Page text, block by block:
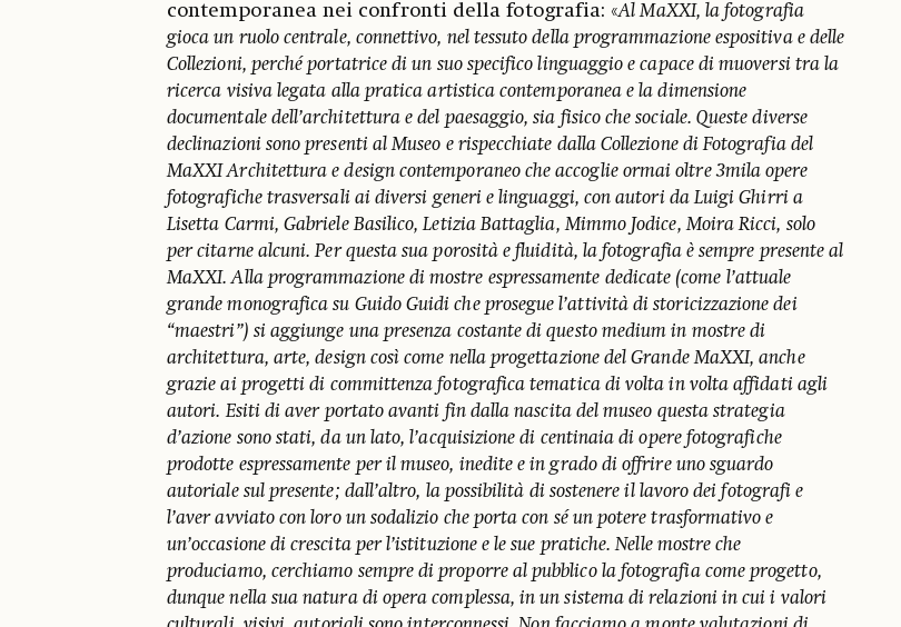
contemporanea nei confronti della fotografia: «Al MaXXI, la fotografia
gioca un ruolo centrale, connettivo, nel tessuto della programmazione espositiva e delle
Collezioni, perché portatrice di un suo specifico linguaggio e capace di muoversi tra la
ricerca visiva legata alla pratica artistica contemporanea e la dimensione
documentale dell’architettura e del paesaggio, sia fisico che sociale. Queste diverse
declinazioni sono presenti al Museo e rispecchiate dalla Collezione di Fotografia del
MaXXI Architettura e design contemporaneo che accoglie ormai oltre 3mila opere
fotografiche trasversali ai diversi generi e linguaggi, con autori da Luigi Ghirri a
Lisetta Carmi, Gabriele Basilico, Letizia Battaglia, Mimmo Jodice, Moira Ricci, solo
per citarne alcuni. Per questa sua porosità e fluidità, la fotografia è sempre presente al
MaXXI. Alla programmazione di mostre espressamente dedicate (come l’attuale
grande monografica su Guido Guidi che prosegue l’attività di storicizzazione dei
“maestri”) si aggiunge una presenza costante di questo medium in mostre di
architettura, arte, design così come nella progettazione del Grande MaXXI, anche
grazie ai progetti di committenza fotografica tematica di volta in volta affidati agli
autori. Esiti di aver portato avanti fin dalla nascita del museo questa strategia
d’azione sono stati, da un lato, l’acquisizione di centinaia di opere fotografiche
prodotte espressamente per il museo, inedite e in grado di offrire uno sguardo
autoriale sul presente; dall’altro, la possibilità di sostenere il lavoro dei fotografi e
l’aver avviato con loro un sodalizio che porta con sé un potere trasformativo e
un’occasione di crescita per l’istituzione e le sue pratiche. Nelle mostre che
produciamo, cerchiamo sempre di proporre al pubblico la fotografia come progetto,
dunque nella sua natura di opera complessa, in un sistema di relazioni in cui i valori